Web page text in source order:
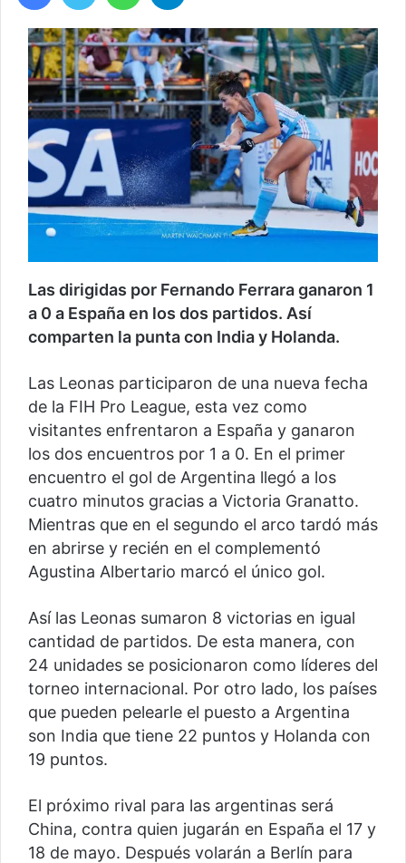
Las dirigidas por Fernando Ferrara ganaron 1
a 0 a España en los dos partidos. Así
comparten la punta con India y Holanda.
Las Leonas participaron de una nueva fecha
de la FIH Pro League, esta vez como
visitantes enfrentaron a España y ganaron
los dos encuentros por 1 a 0. En el primer
encuentro el gol de Argentina llegó a los
cuatro minutos gracias a Victoria Granatto.
Mientras que en el segundo el arco tardó más
en abrirse y recién en el complementó
Agustina Albertario marcó el único gol.
Así las Leonas sumaron 8 victorias en igual
cantidad de partidos. De esta manera, con
24 unidades se posicionaron como líderes del
torneo internacional. Por otro lado, los países
que pueden pelearle el puesto a Argentina
son India que tiene 22 puntos y Holanda con
19 puntos.
El próximo rival para las argentinas será
China, contra quien jugarán en España el 17 y
18 de mayo. Después volarán a Berlín para